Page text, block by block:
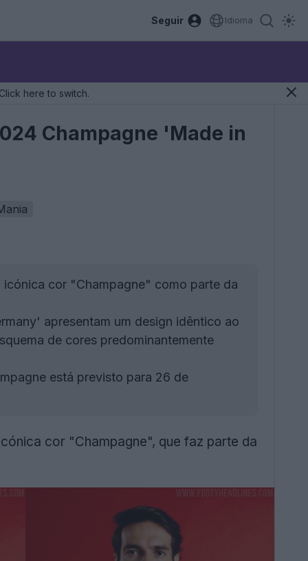
Seguir Idioma
here to switch.
Champagne 'Made in
cor "Champagne" como parte da
apresentam um design idêntico ao
de cores predominantemente
está previsto para 26 de
cor "Champagne", que faz parte da